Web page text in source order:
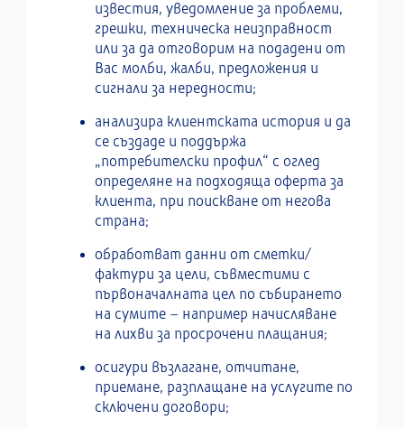
известия, уведомление за проблеми,
грешки, техническа неизправност
или за да отговорим на подадени от
Вас молби, жалби, предложения и
сигнали за нередности;
анализира клиентската история и да
се създаде и поддържа
„потребителски профил“ с оглед
определяне на подходяща оферта за
клиента, при поискване от негова
страна;
обработват данни от сметки/
фактури за цели, съвместими с
първоначалната цел по събирането
на сумите – например начисляване
на лихви за просрочени плащания;
осигури възлагане, отчитане,
приемане, разплащане на услугите по
сключени договори;